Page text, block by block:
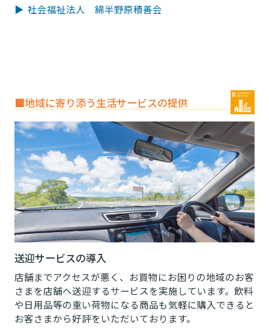
▶ 社会福祉法人 綿半野原積善会
■地域に寄り添う生活サービスの提供
送迎サービスの導入
店舗までアクセスが悪く、お買物にお困りの地域のお客
さまを店舗へ送迎するサービスを実施しています。飲料
や日用品等の重い荷物になる商品も気軽に購入できると
お客さまから好評をいただいております。